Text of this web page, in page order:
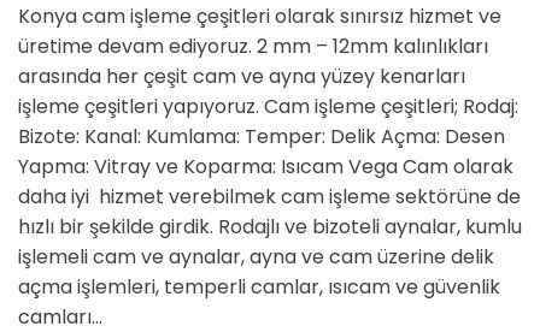
Konya cam işleme çeşitleri olarak sınırsız hizmet ve
üretime devam ediyoruz. 2 mm – 12mm kalınlıkları
arasında her çeşit cam ve ayna yüzey kenarları
işleme çeşitleri yapıyoruz. Cam işleme çeşitleri; Rodaj:
Bizote: Kanal: Kumlama: Temper: Delik Açma: Desen
Yapma: Vitray ve Koparma: Isıcam Vega Cam olarak
daha iyi hizmet verebilmek cam işleme sektörüne de
hızlı bir şekilde girdik. Rodajlı ve bizoteli aynalar, kumlu
işlemeli cam ve aynalar, ayna ve cam üzerine delik
açma işlemleri, temperli camlar, ısıcam ve güvenlik
camları...